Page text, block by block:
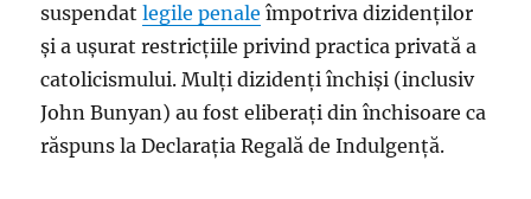
suspendatlegile penale împotriva dizidenților
și a ușurat restricțiile privind practica privată a
catolicismului. Mulți dizidenți închiși (inclusiv
John Bunyan) au fost eliberați din închisoare ca
răspuns la Declarația Regală de Indulgență.